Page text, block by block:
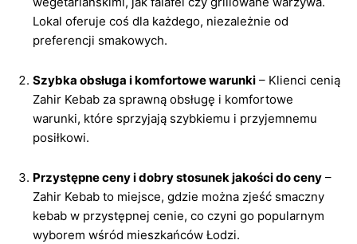
Lokal oferuje coś dla każdego, niezależnie od
preferencji smakowych.
Szybka obsługa i komfortowe warunki – Klienci cenią
Zahir Kebab za sprawną obsługę i komfortowe
warunki, które sprzyjają szybkiemu i przyjemnemu
posiłkowi.
Przystępne ceny i dobry stosunek jakości do ceny –
Zahir Kebab to miejsce, gdzie można zjeść smaczny
kebab w przystępnej cenie, co czyni go popularnym
wyborem wśród mieszkańców Łodzi.